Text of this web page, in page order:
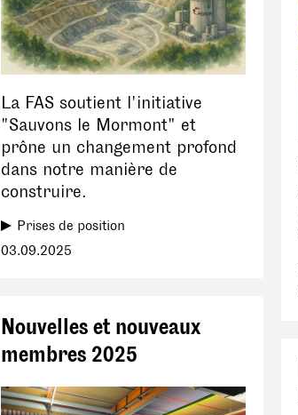
La FAS soutient l'initiative
"Sauvons le Mormont" et
prône un changement profond
dans notre manière de
construire.
Prises de position
03.09.2025
Nouvelles et nouveaux
membres 2025